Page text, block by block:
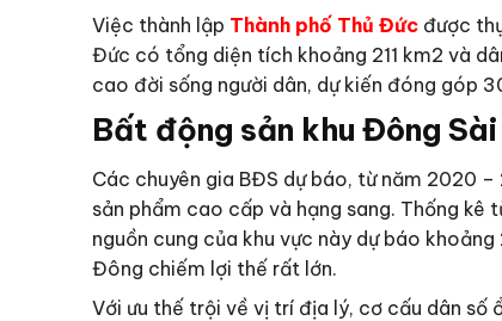
Việc thành lập Thành phố Thủ Đức được
Đức có tổng diện tích khoảng 211 km2 và
cao đời sống người dân, dự kiến đóng góp
Bất động sản khu Đông
Các chuyên gia BĐS dự báo, từ năm 2020
sản phẩm cao cấp và hạng sang. Thống
nguồn cung của khu vực này dự báo
Đông chiếm lợi thế rất lớn.
Với ưu thế trội về vị trí địa lý, cơ cấu dân số